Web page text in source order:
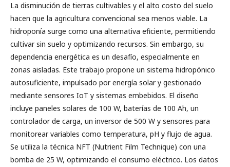
La disminución de tierras cultivables y el alto costo del suelo
hacen que la agricultura convencional sea menos viable. La
hidroponía surge como una alternativa eficiente, permitiendo
cultivar sin suelo y optimizando recursos. Sin embargo, su
dependencia energética es un desafío, especialmente en
zonas aisladas. Este trabajo propone un sistema hidropónico
autosuficiente, impulsado por energía solar y gestionado
mediante sensores IoT y sistemas embebidos. El diseño
incluye paneles solares de 100 W, baterías de 100 Ah, un
controlador de carga, un inversor de 500 W y sensores para
monitorear variables como temperatura, pH y flujo de agua.
Se utiliza la técnica NFT (Nutrient Film Technique) con una
bomba de 25 W, optimizando el consumo eléctrico. Los datos